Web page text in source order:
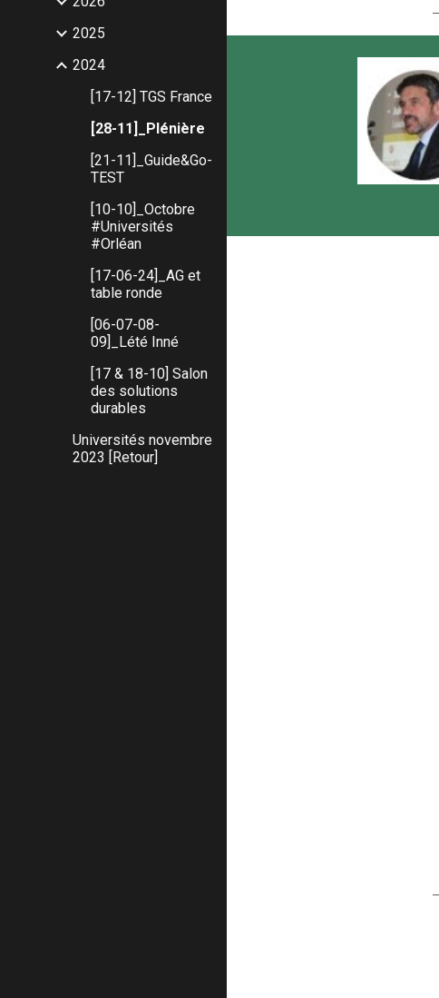
2025
2024
[17-12] TGS France
[28-11]_Plénière
[21-11]_Guide&Go-
TEST
[10-10]_Octobre
#Universités
#Orléan
[17-06-24]_AG et
table ronde
[06-07-08-
09]_Lété Inné
[17 & 18-10] Salon
des solutions
durables
Universités novembre
2023 [Retour]